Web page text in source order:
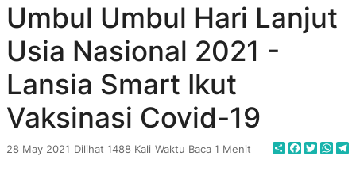
Umbul Umbul Hari Lanjut
Usia Nasional 2021 -
Lansia Smart Ikut
Vaksinasi Covid-19
28 May 2021 Dilihat 1488 Kali Waktu Baca 1 Menit Share